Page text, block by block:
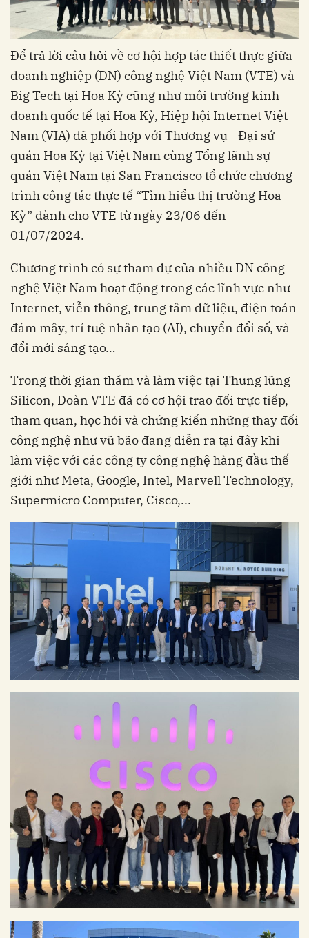
Để trả lời câu hỏi về cơ hội hợp tác thiết thực giữa
doanh nghiệp (DN) công nghệ Việt Nam (VTE) và
Big Tech tại Hoa Kỳ cũng như môi trường kinh
doanh quốc tế tại Hoa Kỳ, Hiệp hội Internet Việt
Nam (VIA) đã phối hợp với Thương vụ - Đại sứ
quán Hoa Kỳ tại Việt Nam cùng Tổng lãnh sự
quán Việt Nam tại San Francisco tổ chức chương
trình công tác thực tế “Tìm hiểu thị trường Hoa
Kỳ” dành cho VTE từ ngày 23/06 đến
01/07/2024.
Chương trình có sự tham dự của nhiều DN công
nghệ Việt Nam hoạt động trong các lĩnh vực như
Internet, viễn thông, trung tâm dữ liệu, điện toán
đám mây, trí tuệ nhân tạo (AI), chuyển đổi số, và
đổi mới sáng tạo…
Trong thời gian thăm và làm việc tại Thung lũng
Silicon, Đoàn VTE đã có cơ hội trao đổi trực tiếp,
tham quan, học hỏi và chứng kiến những thay đổi
công nghệ như vũ bão đang diễn ra tại đây khi
làm việc với các công ty công nghệ hàng đầu thế
giới như Meta, Google, Intel, Marvell Technology,
Supermicro Computer, Cisco,...